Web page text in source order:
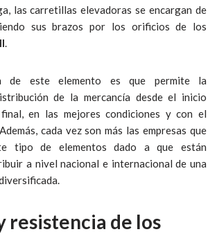
las carretillas elevadoras se encargan de
sus brazos por los orificios de los
.
de este elemento es que permite la
de la mercancía desde el inicio
en las mejores condiciones y con el
cada vez son más las empresas que
tipo de elementos dado a que están
a nivel nacional e internacional de una
resistencia de los